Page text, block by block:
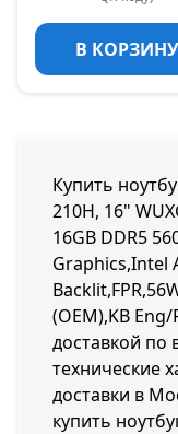
В КОРЗИНУ
Купить
210H, 16"
16GB DDR5
Graphics,Intel
(OEM),KB Eng/
доставкой по
технические
доставки в
купить